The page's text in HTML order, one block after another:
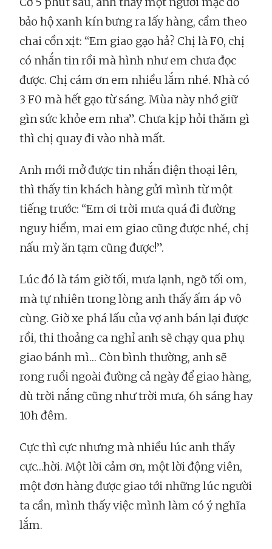
bảo hộ xanh kín bưng ra lấy hàng, cầm theo
chai cồn xịt: “Em giao gạo hả? Chị là F0, chị
có nhắn tin rồi mà hình như em chưa đọc
được. Chị cám ơn em nhiều lắm nhé. Nhà có
3 F0 mà hết gạo từ sáng. Mùa này nhớ giữ
gìn sức khỏe em nha”. Chưa kịp hỏi thăm gì
thì chị quay đi vào nhà mất.
Anh mới mở được tin nhắn điện thoại lên,
thì thấy tin khách hàng gửi mình từ một
tiếng trước: “Em ơi trời mưa quá đi đường
nguy hiểm, mai em giao cũng được nhé, chị
nấu mỳ ăn tạm cũng được!”.
Lúc đó là tám giờ tối, mưa lạnh, ngõ tối om,
mà tự nhiên trong lòng anh thấy ấm áp vô
cùng. Giờ xe phá lấu của vợ anh bán lại được
rồi, thi thoảng ca nghỉ anh sẽ chạy qua phụ
giao bánh mì… Còn bình thường, anh sẽ
rong ruổi ngoài đường cả ngày để giao hàng,
dù trời nắng cũng như trời mưa, 6h sáng hay
10h đêm.
Cực thì cực nhưng mà nhiều lúc anh thấy
cực…hời. Một lời cảm ơn, một lời động viên,
một đơn hàng được giao tới những lúc người
ta cần, mình thấy việc mình làm có ý nghĩa
lắm.